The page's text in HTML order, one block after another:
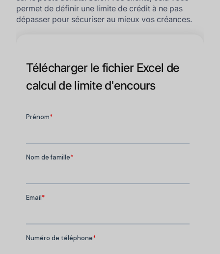
permet de définir une limite de crédit à ne pas
dépasser pour sécuriser au mieux vos créances.
Télécharger le fichier Excel de
calcul de limite d'encours